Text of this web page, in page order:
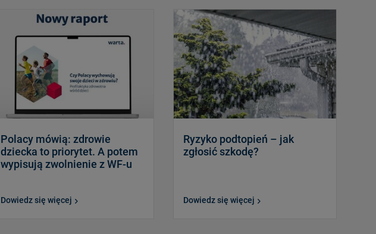
Polacy mówią: zdrowie
dziecka to priorytet. A potem
wypisują zwolnienie z WF-u
Dowiedz się więcej
Ryzyko podtopień – jak
zgłosić szkodę?
Dowiedz się więcej